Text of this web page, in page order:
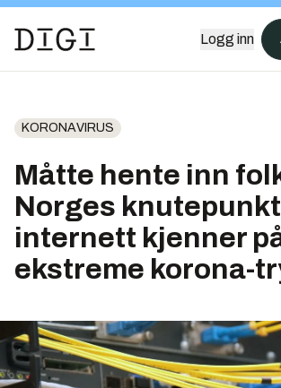
Logg inn
KORONAVIRUS
Måtte hente inn
Norges
internett kjenner
ekstreme korona-